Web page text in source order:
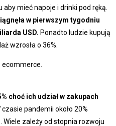
mieć napoje i drinki pod ręką.
w pierwszym tygodniu
USD. Ponadto ludzie kupują
wzrosła o 36%.
choć ich udział w zakupach
czasie pandemii około 20%
zależy od stopnia rozwoju